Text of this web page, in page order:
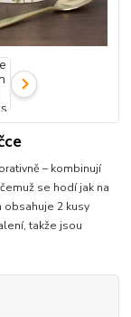
– kombinují
se hodí jak na
obsahuje 2 kusy
takže jsou